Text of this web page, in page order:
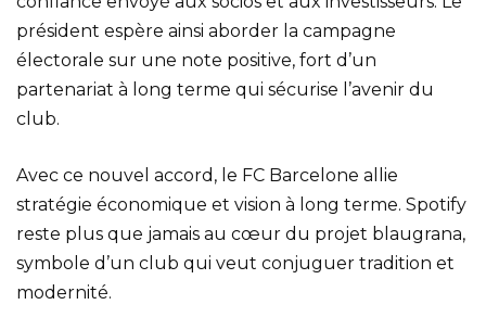
président espère ainsi aborder la campagne
électorale sur une note positive, fort d’un
partenariat à long terme qui sécurise l’avenir du
club.
Avec ce nouvel accord, le FC Barcelone allie
stratégie économique et vision à long terme. Spotify
reste plus que jamais au cœur du projet blaugrana,
symbole d’un club qui veut conjuguer tradition et
modernité.